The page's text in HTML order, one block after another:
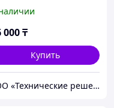
000₸
Купить
ТОО «Технические решения»